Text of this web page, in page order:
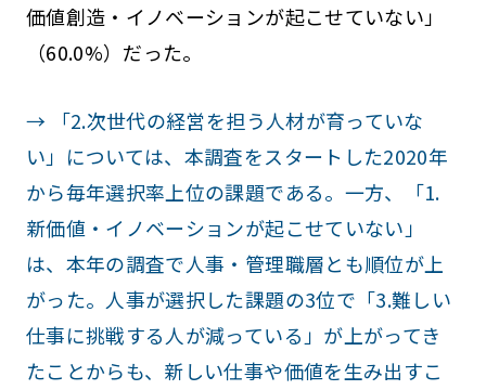
価値創造・イノベーションが起こせていない」
（60.0%）だった。
→ 「2.次世代の経営を担う人材が育っていな
い」については、本調査をスタートした2020年
から毎年選択率上位の課題である。一方、「1.
新価値・イノベーションが起こせていない」
は、本年の調査で人事・管理職層とも順位が上
がった。人事が選択した課題の3位で「3.難しい
仕事に挑戦する人が減っている」が上がってき
たことからも、新しい仕事や価値を生み出すこ